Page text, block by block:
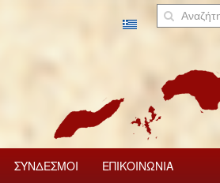
ΣΥΝΔΕΣΜΟΙ ΕΠΙΚΟΙΝΩΝΙΑ